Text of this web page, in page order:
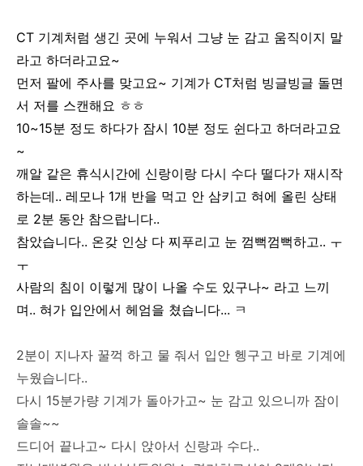
CT 기계처럼 생긴 곳에 누워서 그냥 눈 감고 움직이지 말
라고 하더라고요~
먼저 팔에 주사를 맞고요~ 기계가 CT처럼 빙글빙글 돌면
서 저를 스캔해요 ㅎㅎ
10~15분 정도 하다가 잠시 10분 정도 쉰다고 하더라고요
~
깨알 같은 휴식시간에 신랑이랑 다시 수다 떨다가 재시작
하는데.. 레모나 1개 반을 먹고 안 삼키고 혀에 올린 상태
로 2분 동안 참으랍니다..
참았습니다.. 온갖 인상 다 찌푸리고 눈 껌뻑껌뻑하고.. ㅜ
ㅜ
사람의 침이 이렇게 많이 나올 수도 있구나~ 라고 느끼
며.. 혀가 입안에서 헤엄을 쳤습니다... ㅋ
2분이 지나자 꿀꺽 하고 물 줘서 입안 헹구고 바로 기계에
누웠습니다..
다시 15분가량 기계가 돌아가고~ 눈 감고 있으니까 잠이
솔솔~~
드디어 끝나고~ 다시 앉아서 신랑과 수다..